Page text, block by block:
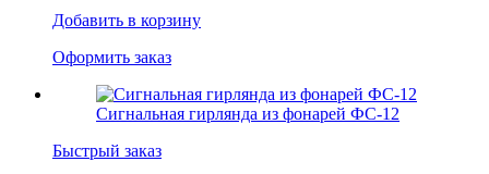
Добавить в корзину
Оформить заказ
Сигнальная гирлянда из фонарей ФС-12
Быстрый заказ